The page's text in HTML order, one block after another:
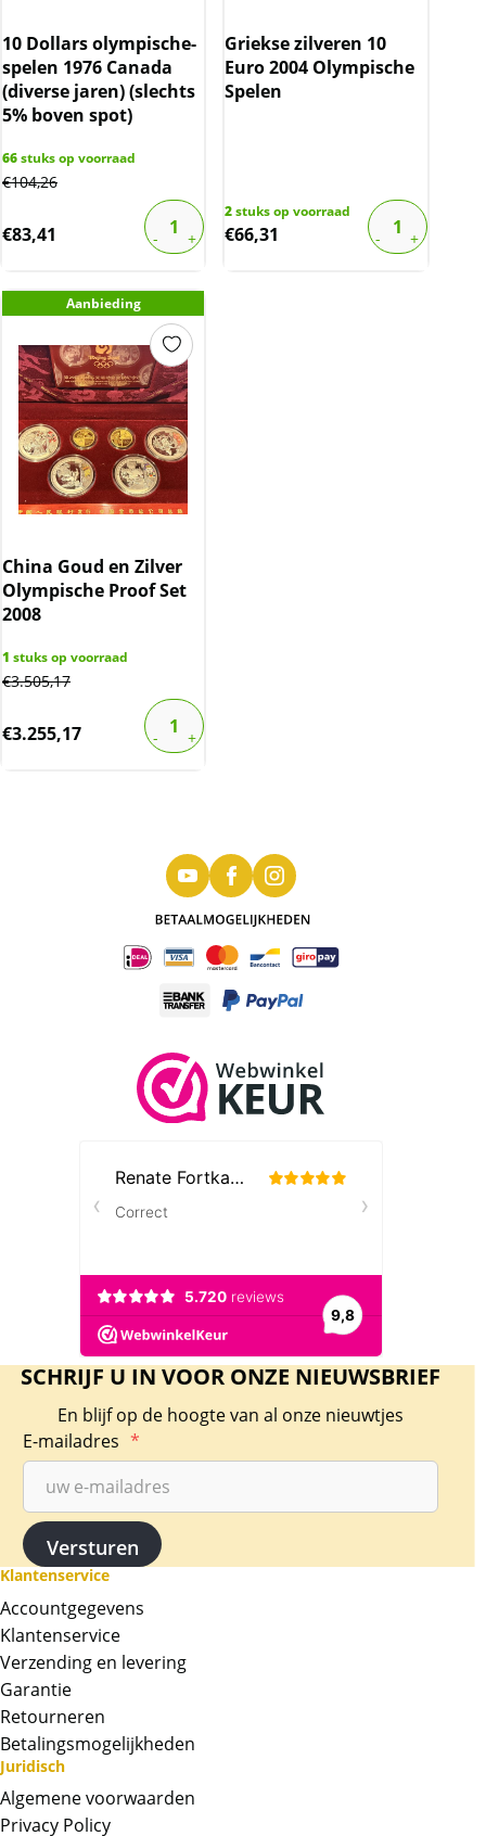
10 Dollars olympische-
spelen 1976 Canada
(diverse jaren) (slechts
5% boven spot)
66stuks op voorraad
€104,26
€83,41
Griekse zilveren 10
Euro 2004 Olympische
Spelen
2stuks op voorraad
€66,31
Aanbieding
China Goud en Zilver
Olympische Proof Set
2008
1 stuks op voorraad
€3.505,17
€3.255,17
SCHRIJF U IN VOOR ONZE NIEUWSBRIEF
En blijf op de hoogte van al onze nieuwtjes
E-mailadres *
Klantenservice
Accountgegevens
Klantenservice
Verzending en levering
Garantie
Retourneren
Betalingsmogelijkheden
Juridisch
Algemene voorwaarden
Privacy Policy